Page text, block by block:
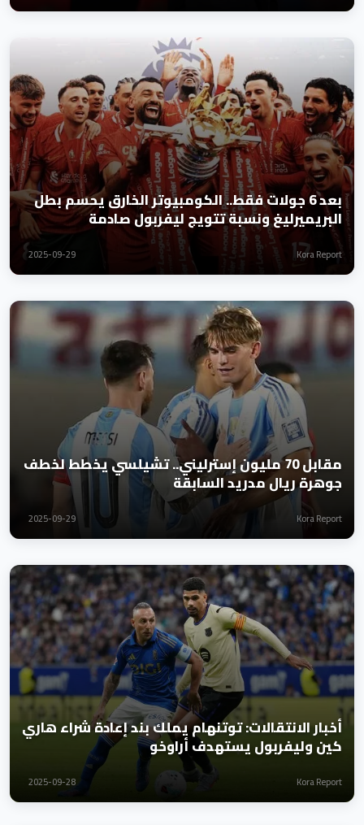
بعد 6 جولات فقط.. الكومبيوتر الخارق يحسم بطل
البريميرليغ ونسبة تتويج ليفربول صادمة
Kora Report
2025-09-29
مقابل 70 مليون إسترليني.. تشيلسي يخطط لخطف
جوهرة ريال مدريد السابقة
Kora Report
2025-09-29
أخبار الانتقالات: توتنهام يملك بند إعادة شراء هاري
كين وليفربول يستهدف أراوخو
Kora Report
2025-09-28